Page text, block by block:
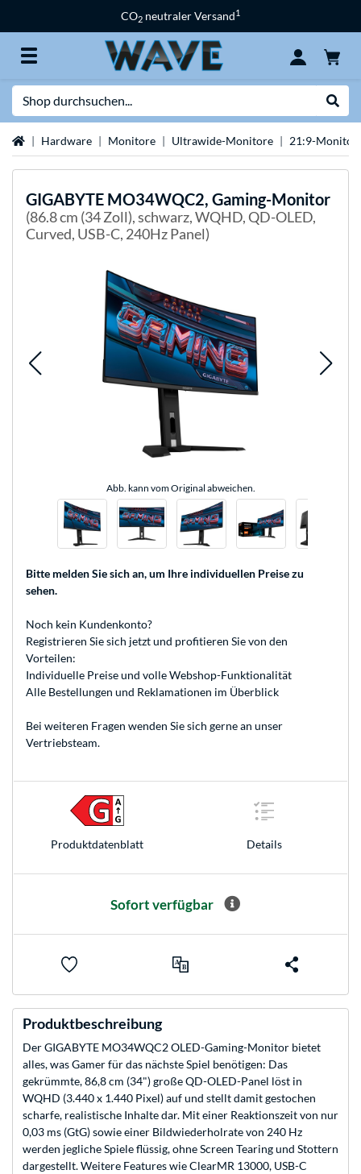
CO2 neutraler Versand1
StartseiteHardware Monitore Ultrawide-Monitore 21:9-
GIGABYTE MO34WQC2, Gaming-Monitor
(86.8 cm (34 Zoll), schwarz, WQHD, QD-OLED,
Curved, USB-C, 240Hz Panel)
Abb. kann vom Original abweichen.
Bitte melden Sie sich an, um Ihre individuellen Preise zu
sehen.
Noch kein Kundenkonto?
Registrieren Sie sich jetzt und profitieren Sie von den
Vorteilen:
Individuelle Preise und volle Webshop-Funktionalität
Alle Bestellungen und Reklamationen im Überblick
Bei weiteren Fragen wenden Sie sich gerne an unser
Vertriebsteam.
Produkt­datenblatt Details
Sofort verfügbar
Produktbeschreibung
Der GIGABYTE MO34WQC2 OLED-Gaming-Monitor bietet
alles, was Gamer für das nächste Spiel benötigen: Das
gekrümmte, 86,8 cm (34") große QD-OLED-Panel löst in
WQHD (3.440 x 1.440 Pixel) auf und stellt damit gestochen
scharfe, realistische Inhalte dar. Mit einer Reaktionszeit von nur
0,03 ms (GtG) sowie einer Bildwiederholrate von 240 Hz
werden jegliche Spiele flüssig, ohne Screen Tearing und Stottern
dargestellt. Weitere Features wie ClearMR 13000, USB-C